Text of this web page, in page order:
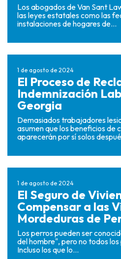
Los abogados de Van Sant
las leyes estatales como las
instalaciones de hogares de...
1 de agosto de 2024
El Proceso de
Indemnización
Georgia
Demasiados trabajadores
asumen que los beneficios de
aparecerán por sí solos
1 de agosto de 2024
El Seguro de
Compensar a las
Mordeduras de
Los perros pueden ser
del hombre", pero no todos
Incluso los que lo...